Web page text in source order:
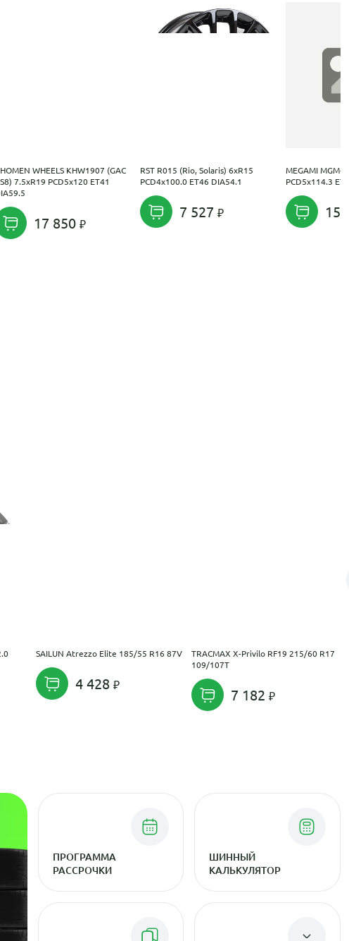
WHEELS KHW1907 (GAC
7.5xR19 PCD5x120 ET41
17 850
RST R015 (Rio, Solaris) 6xR15
PCD4x100.0 ET46 DIA54.1
7 527
MEGAMI MGM-
PCD5x114.3
15
SAILUN Atrezzo Elite 185/55 R16 87V
4 428
TRACMAX X-Privilo RF19 215/60 R17
109/107T
7 182
ПРОГРАММА
РАССРОЧКИ
ШИННЫЙ
КАЛЬКУЛЯТОР